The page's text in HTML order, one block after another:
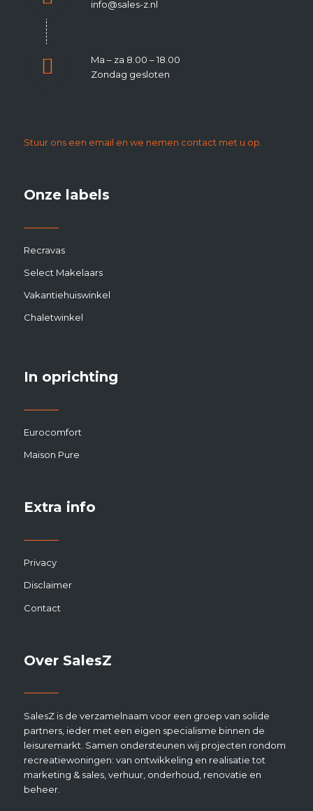
8103 PB, Raalte
+31 (0) 853032847
info@sales-z.nl
Zondag gesloten
Onze labels
Recravas
Vakantiehuiswinkel
In oprichting
Eurocomfort
Extra info
Disclaimer
Over SalesZ
SalesZ is de verzamelnaam voor een groep van solide